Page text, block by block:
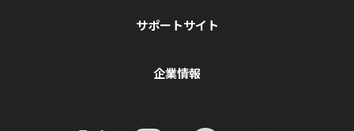
サポートサイト
企業情報